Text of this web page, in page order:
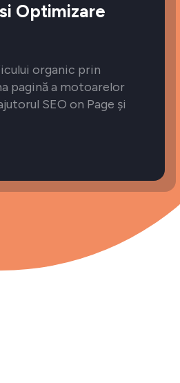
Optimizare
organic prin
pagină a motoarelor
SEO on Page și